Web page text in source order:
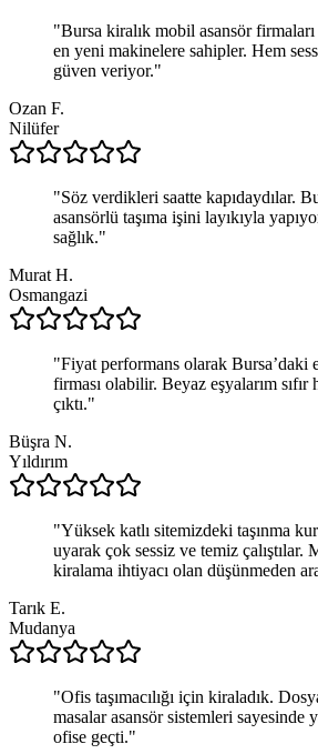
"Bursa kiralık mobil asansör firmaları
en yeni makinelere sahipler. Hem
güven veriyor."
Ozan F.
Nilüfer
"Söz verdikleri saatte kapıdaydılar.
asansörlü taşıma işini layıkıyla
sağlık."
Murat H.
Osmangazi
"Fiyat performans olarak Bursa’daki
firması olabilir. Beyaz eşyalarım sıfır
çıktı."
Büşra N.
Yıldırım
"Yüksek katlı sitemizdeki taşınma
uyarak çok sessiz ve temiz çalıştılar.
kiralama ihtiyacı olan düşünmeden
Tarık E.
Mudanya
"Ofis taşımacılığı için kiraladık.
masalar asansör sistemleri sayesinde
ofise geçti."